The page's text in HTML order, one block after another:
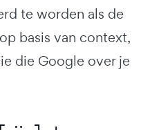
te worden als de
basis van context,
die Google over je